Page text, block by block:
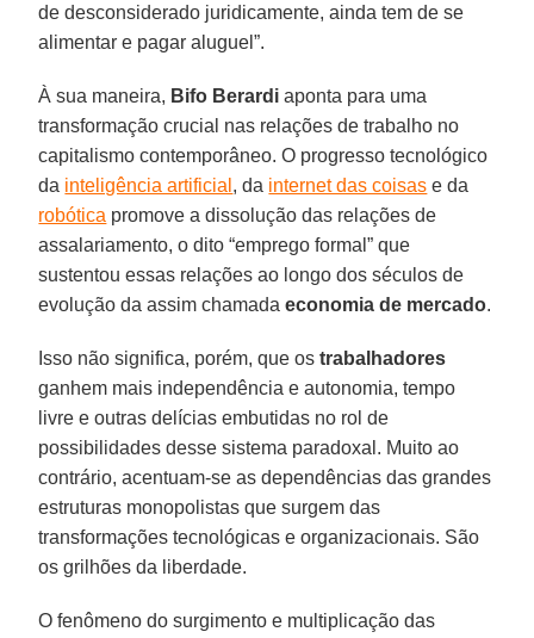
de desconsiderado juridicamente, ainda tem de se
alimentar e pagar aluguel”.
À sua maneira, Bifo Berardi aponta para uma
transformação crucial nas relações de trabalho no
capitalismo contemporâneo. O progresso tecnológico
da inteligência artificial , da internet das coisas e da
robótica promove a dissolução das relações de
assalariamento, o dito “emprego formal” que
sustentou essas relações ao longo dos séculos de
evolução da assim chamadaeconomia de mercado.
Isso não significa, porém, que ostrabalhadores
ganhem mais independência e autonomia, tempo
livre e outras delícias embutidas no rol de
possibilidades desse sistema paradoxal. Muito ao
contrário, acentuam-se as dependências das grandes
estruturas monopolistas que surgem das
transformações tecnológicas e organizacionais. São
os grilhões da liberdade.
O fenômeno do surgimento e multiplicação das